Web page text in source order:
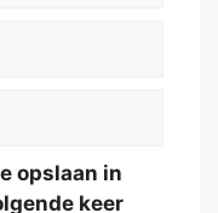
opslaan in
keer